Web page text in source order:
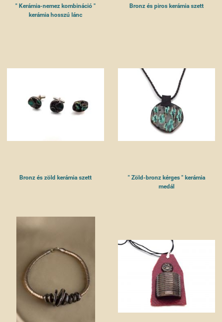
" Kerámia-nemez kombináció "
kerámia hosszú lánc
Bronz és piros kerámia szett
Bronz és zöld kerámia szett
" Zöld-bronz kérges " kerámia
medál